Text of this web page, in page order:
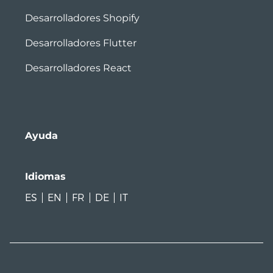
Desarrolladores Shopify
Desarrolladores Flutter
Desarrolladores React
Ayuda
Idiomas
ES
EN FR DE IT